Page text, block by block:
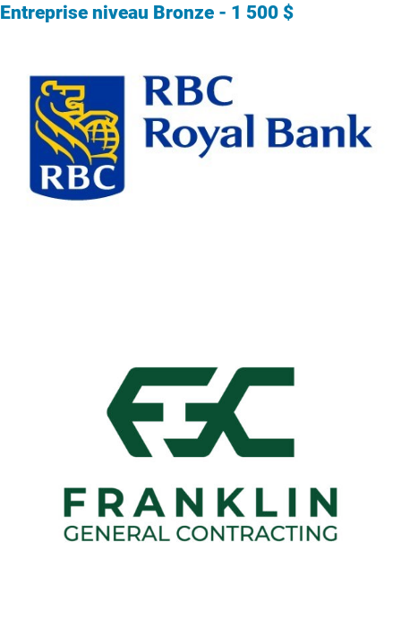
Entreprise niveau Bronze - 1 500 $